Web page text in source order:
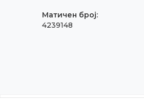
Матичен број:
4239148